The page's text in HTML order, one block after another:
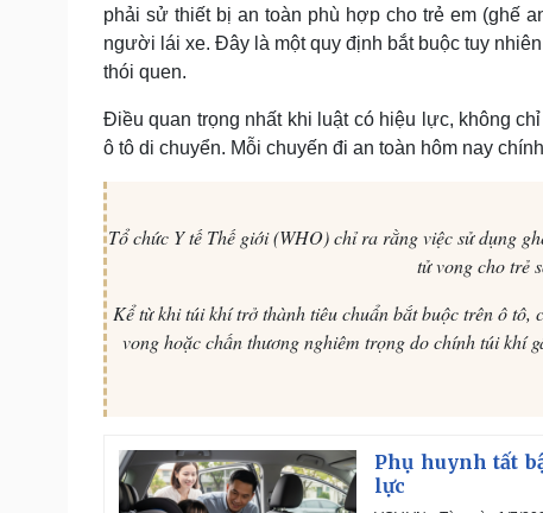
phải sử thiết bị an toàn phù hợp cho trẻ em (ghế
người lái xe. Đây là một quy định bắt buộc tuy
thói quen.
Điều quan trọng nhất khi luật có hiệu lực, không
ô tô di chuyển. Mỗi chuyến đi an toàn hôm nay
Tổ chức Y tế Thế giới (WHO) chỉ ra rằng việc sử dụng
tử vong cho trẻ
Kể từ khi túi khí trở thành tiêu chuẩn bắt buộc trên ô
vong hoặc chấn thương nghiêm trọng do chính túi khí
Phụ huynh tất
lực